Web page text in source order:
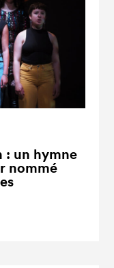
: un hymne
nommé